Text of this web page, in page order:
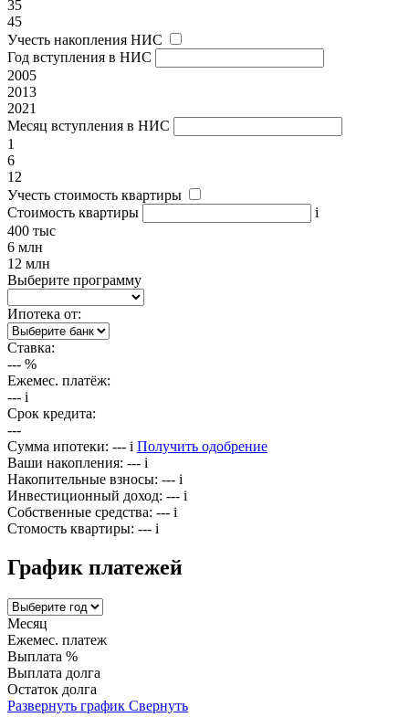
35
45
Учесть накопления НИС
Год вступления в НИС
2005
2013
2021
Месяц вступления в НИС
1
6
12
Учесть стоимость квартиры
Стоимость квартиры
i
400 тыс
6 млн
12 млн
Выберите программу
Ипотека от:
Ставка:
--- %
Ежемес. платёж:
--- i
Срок кредита:
---
Сумма ипотеки: --- i Получить одобрение
Ваши накопления: --- i
Накопительные взносы: --- i
Инвестиционный доход: --- i
Собственные средства: --- i
Стомость квартиры: --- i
График платежей
Месяц
Ежемес. платеж
Выплата %
Выплата долга
Остаток долга
Развернуть график Свернуть